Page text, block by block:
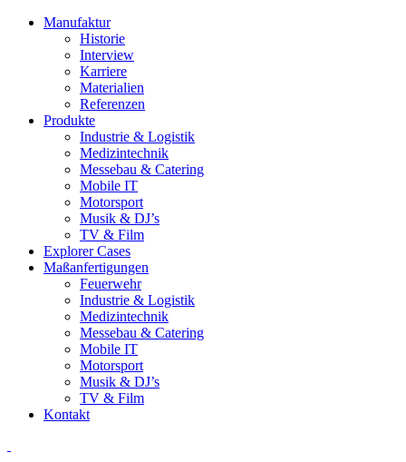
Manufaktur
Historie
Interview
Karriere
Materialien
Referenzen
Produkte
Industrie & Logistik
Medizintechnik
Messebau & Catering
Mobile IT
Motorsport
Musik & DJ’s
TV & Film
Explorer Cases
Maßanfertigungen
Feuerwehr
Industrie & Logistik
Medizintechnik
Messebau & Catering
Mobile IT
Motorsport
Musik & DJ’s
TV & Film
Kontakt